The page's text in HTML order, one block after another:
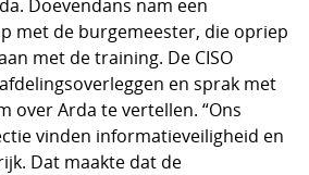
Doevendans nam een
met de burgemeester, die opriep
met de training. De CISO
en sprak met
over Arda te vertellen. “Ons
vinden informatieveiligheid en
Dat maakte dat de